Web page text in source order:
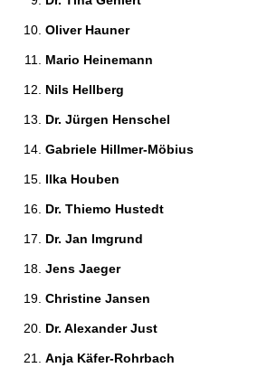
Oliver Hauner
Mario Heinemann
Nils Hellberg
Dr. Jürgen Henschel
Gabriele Hillmer-Möbius
Ilka Houben
Dr. Thiemo Hustedt
Dr. Jan Imgrund
Jens Jaeger
Christine Jansen
Dr. Alexander Just
Anja Käfer-Rohrbach